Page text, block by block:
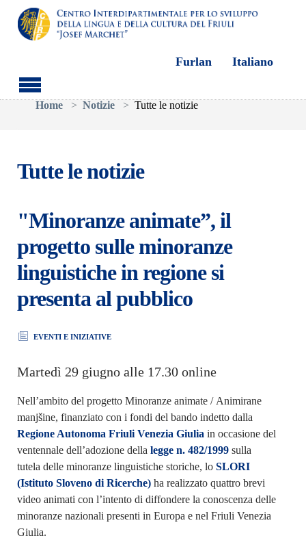
Skip to main content
Furlan Italiano
You are here:
Home
Notizie Tutte le notizie
Tutte le notizie
"Minoranze animate”, il
progetto sulle minoranze
linguistiche in regione si
presenta al pubblico
EVENTI E INIZIATIVE
Martedì 29 giugno alle 17.30 online
Nell’ambito del progetto Minoranze animate / Animirane
manjšine, finanziato con i fondi del bando indetto dalla
Regione Autonoma Friuli Venezia Giulia in occasione del
ventennale dell’adozione della legge n. 482/1999sulla
tutela delle minoranze linguistiche storiche, lo SLORI
(Istituto Sloveno di Ricerche)ha realizzato quattro brevi
video animati con l’intento di diffondere la conoscenza delle
minoranze nazionali presenti in Europa e nel Friuli Venezia
Giulia.